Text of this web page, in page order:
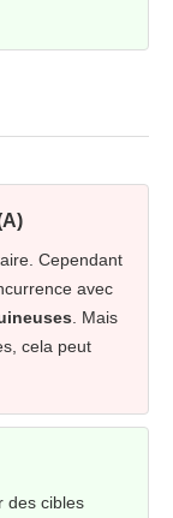
Cependant
avec
. Mais
cela peut
des cibles